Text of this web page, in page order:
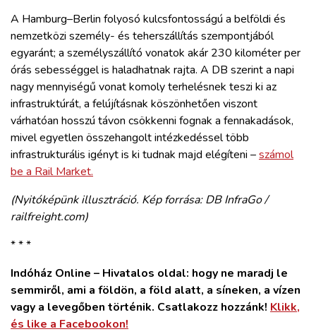
A Hamburg–Berlin folyosó kulcsfontosságú a belföldi és
nemzetközi személy- és teherszállítás szempontjából
egyaránt; a személyszállító vonatok akár 230 kilométer per
órás sebességgel is haladhatnak rajta. A DB szerint a napi
nagy mennyiségű vonat komoly terhelésnek teszi ki az
infrastruktúrát, a felújításnak köszönhetően viszont
várhatóan hosszú távon csökkenni fognak a fennakadások,
mivel egyetlen összehangolt intézkedéssel több
infrastrukturális igényt is ki tudnak majd elégíteni –számol
be a Rail Market.
(Nyitóképünk illusztráció. Kép forrása: DB InfraGo /
railfreight.com)
* * *
Indóház Online – Hivatalos oldal: hogy ne maradj le
semmiről, ami a földön, a föld alatt, a síneken, a vízen
vagy a levegőben történik. Csatlakozz hozzánk! Klikk,
és like a Facebookon!